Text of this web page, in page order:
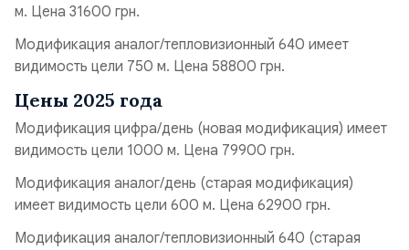
м. Цена 31600 грн.
Модификация аналог/тепловизионный 640 имеет
видимость цели 750 м. Цена 58800 грн.
Цены 2025 года
Модификация цифра/день (новая модификация) имеет
видимость цели 1000 м. Цена 79900 грн.
Модификация аналог/день (старая модификация)
имеет видимость цели 600 м. Цена 62900 грн.
Модификация аналог/тепловизионный 640 (старая